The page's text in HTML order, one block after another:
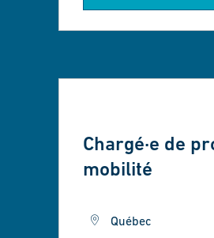
Chargé·e de
mobilité
Québec